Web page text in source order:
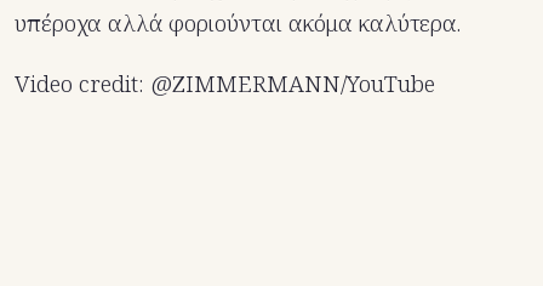
υπέροχα αλλά φοριούνται ακόμα καλύτερα.
Video credit: @ZIMMERMANN/YouTube